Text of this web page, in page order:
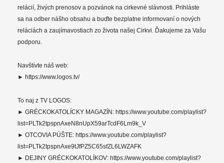
relácií, živých prenosov a pozvánok na cirkevné slávnosti. Prihláste
sa na odber nášho obsahu a buďte bezplatne informovaní o nových
reláciách a zaujímavostiach zo života našej Cirkvi. Ďakujeme za Vašu
podporu.
Navštívte náš web:
► https://www.logos.tv/
To naj z TV LOGOS:
► GRÉCKOKATOLÍCKY MAGAZÍN: https://www.youtube.com/playlist?
list=PLTk2tpspnAxeN8nUpX59arTcdF6Lm9k_V
► OTCOVIA PÚŠTE: https://www.youtube.com/playlist?
list=PLTk2tpspnAxe9tJfPZ5C65sfZL6LWZAFK
► DEJINY GRÉCKOKATOLÍKOV: https://www.youtube.com/playlist?